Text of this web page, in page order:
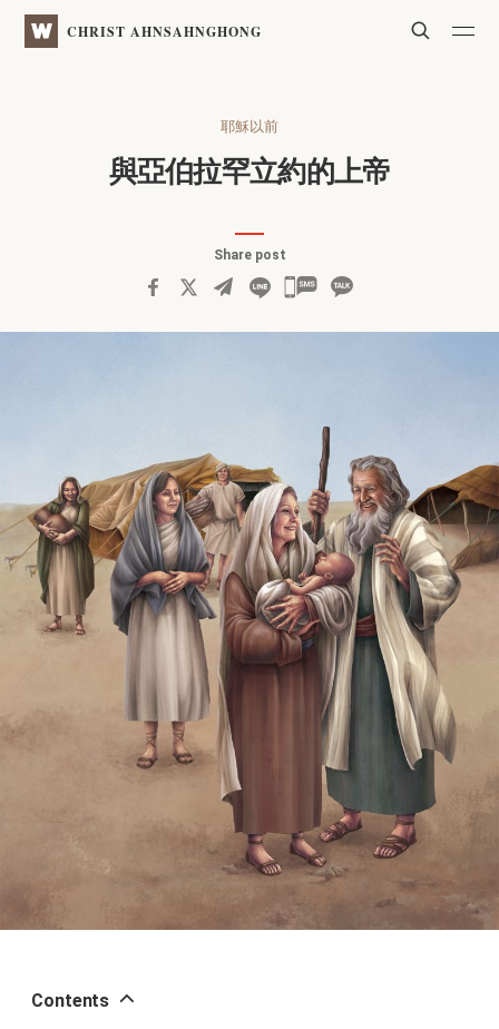
WATVCHRIST AHNSAHNGHONG Search
耶穌以前
與亞伯拉罕立約的上帝
Share post
카
Contents